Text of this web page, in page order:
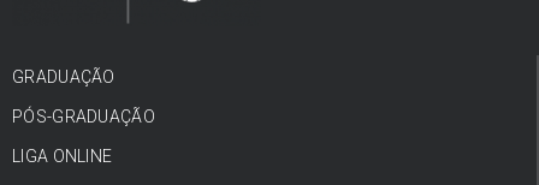
GRADUAÇÃO
PÓS-GRADUAÇÃO
LIGA ONLINE